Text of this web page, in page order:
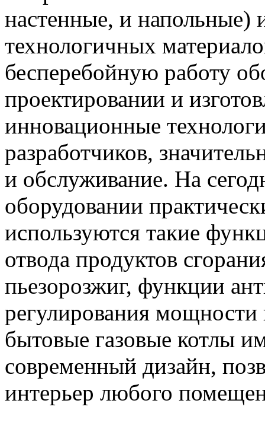
настенные, и напольные)
технологичных
бесперебойную работу
проектировании и
инновационные
разработчиков,
и обслуживание. На
оборудовании
используются такие
отвода продуктов
пьезорозжиг, функции
регулирования
бытовые газовые котлы
современный дизайн,
интерьер любого